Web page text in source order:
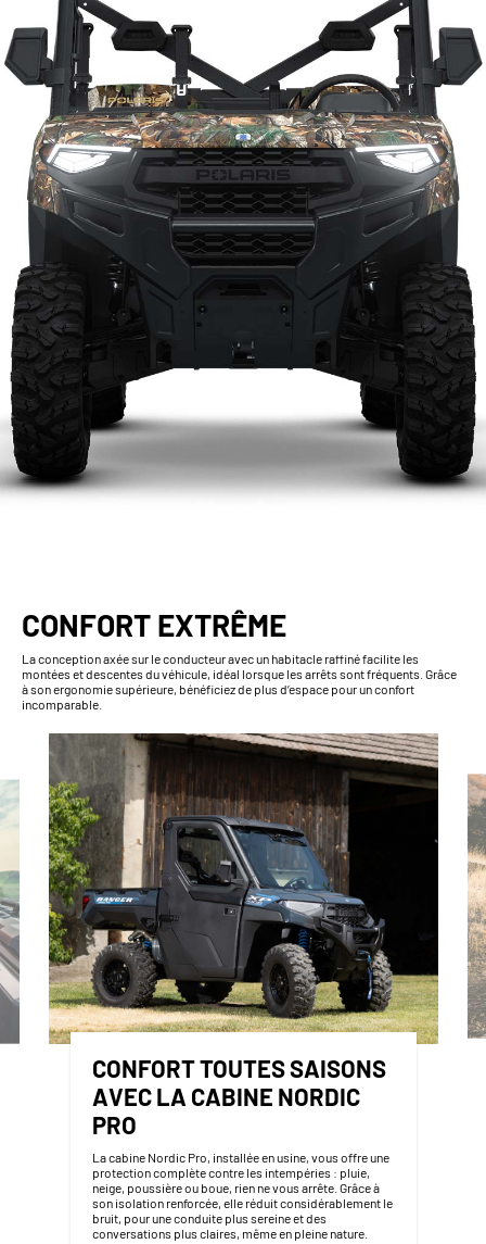
CONFORT EXTRÊME
La conception axée sur le conducteur avec un habitacle raffiné facilite les
montées et descentes du véhicule, idéal lorsque les arrêts sont fréquents. Grâce
à son ergonomie supérieure, bénéficiez de plus d’espace pour un confort
incomparable.
CONFORT TOUTES SAISONS
AVEC LA CABINE NORDIC
PRO
La cabine Nordic Pro, installée en usine, vous offre une
protection complète contre les intempéries : pluie,
neige, poussière ou boue, rien ne vous arrête. Grâce à
son isolation renforcée, elle réduit considérablement le
bruit, pour une conduite plus sereine et des
conversations plus claires, même en pleine nature.